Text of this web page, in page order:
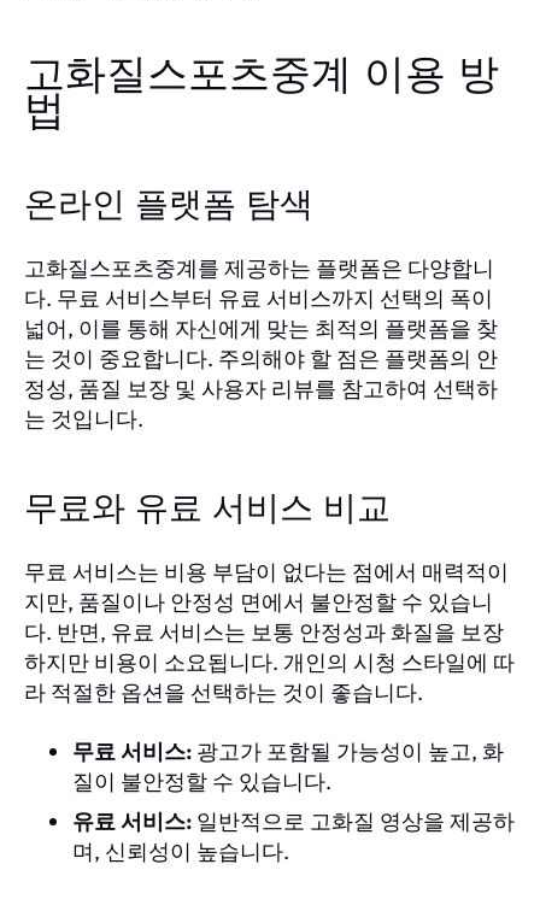
고화질스포츠중계 이용 방
법
온라인 플랫폼 탐색
고화질스포츠중계를 제공하는 플랫폼은 다양합니
다. 무료 서비스부터 유료 서비스까지 선택의 폭이
넓어, 이를 통해 자신에게 맞는 최적의 플랫폼을 찾
는 것이 중요합니다. 주의해야 할 점은 플랫폼의 안
정성, 품질 보장 및 사용자 리뷰를 참고하여 선택하
는 것입니다.
무료와 유료 서비스 비교
무료 서비스는 비용 부담이 없다는 점에서 매력적이
지만, 품질이나 안정성 면에서 불안정할 수 있습니
다. 반면, 유료 서비스는 보통 안정성과 화질을 보장
하지만 비용이 소요됩니다. 개인의 시청 스타일에 따
라 적절한 옵션을 선택하는 것이 좋습니다.
무료 서비스: 광고가 포함될 가능성이 높고, 화
질이 불안정할 수 있습니다.
유료 서비스: 일반적으로 고화질 영상을 제공하
며, 신뢰성이 높습니다.